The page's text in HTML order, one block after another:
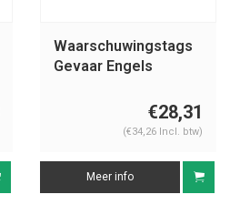
Waarschuwingstags
Gevaar Engels
€28,31
(€34,26 Incl. btw)
Meer info